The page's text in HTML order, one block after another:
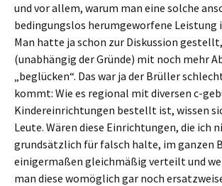
und vor allem, warum man eine solche
bedingungslos herumgeworfene Leistung
Man hatte ja schon zur Diskussion
(unabhängig der Gründe) mit noch mehr
„beglücken“. Das war ja der Brüller
kommt: Wie es regional mit diversen c-
Kindereinrichtungen bestellt ist, wissen
Leute. Wären diese Einrichtungen, die ich
grundsätzlich für falsch halte, im ganzen
einigermaßen gleichmäßig verteilt und
man diese womöglich gar noch